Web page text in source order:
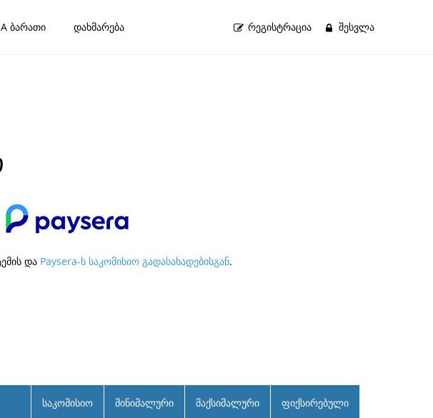
ბარათი დახმარება ᲠᲔᲒᲘᲡᲢᲠᲐᲪᲘᲐ ᲨᲔᲡᲕᲚᲐ
და Paysera-ს საკომისიო გადასახადებისგან.
საკომისიო მინიმალური მაქსიმალური ფიქსირებული